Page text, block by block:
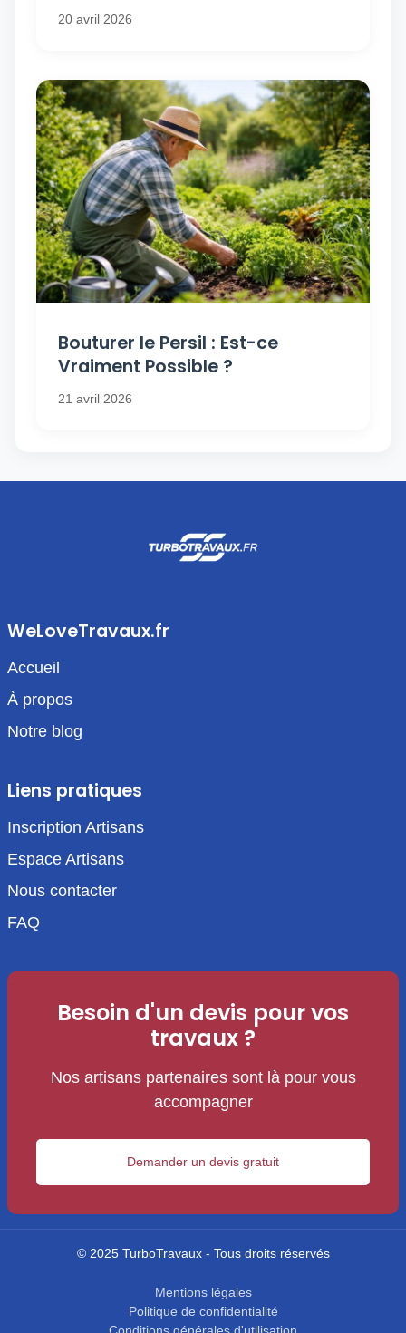
20 avril 2026
Bouturer le Persil : Est-ce
Vraiment Possible ?
21 avril 2026
WeLoveTravaux.fr
Accueil
À propos
Notre blog
Liens pratiques
Inscription Artisans
Espace Artisans
Nous contacter
FAQ
Besoin d'un devis pour vos
travaux ?
Nos artisans partenaires sont là pour vous
accompagner
Demander un devis gratuit
© 2025 TurboTravaux - Tous droits réservés
Mentions légales
Politique de confidentialité
Conditions générales d'utilisation